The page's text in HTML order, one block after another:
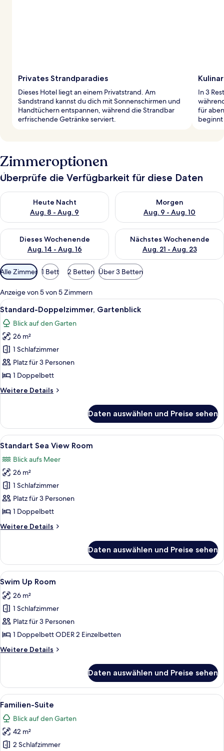
Privates Strandparadies
Dieses Hotel liegt an einem Privatstrand. Am
Sandstrand kannst du dich mit Sonnenschirmen und
Handtüchern entspannen, während die Strandbar
erfrischende Getränke serviert.
In 3
für
beginnt
Zimmeroptionen
Überprüfe die Verfügbarkeit für diese Daten
Heute Nacht
Aug. 8 - Aug. 9
Überprüfe die Verfügbarkeit für heute Nacht, Aug. 8 - Aug. 9.
Morgen
Aug. 9 - Aug. 10
Überprüfe die Verfügbarkeit
Dieses Wochenende
Aug. 14 - Aug. 16
Überprüfe die Verfügbarkeit für dieses Wochenende, Aug. 14
Nächstes Wochenende
Aug. 21 - Aug. 23
Überprüfe die Verfügbarkeit
Verfügbare
Filter
für
Zimmer
Alle Zimmer 1 Bett 2 Betten Über 3 Betten
Anzeige von 5 von 5 Zimmern
Alle
Fotos
für
Standard-
Doppelzimmer,
Gartenblick
anzeigen
Ein Hotelzimmer mit Bett,
10
Standard-Doppelzimmer, Gartenblick
Blick auf den Garten
26 m²
1 Schlafzimmer
Platz für 3 Personen
1 Doppelbett
Weitere Details
Weitere
Doppelzimmer,
Gartenblick
Daten auswählen und Preise sehen
Alle
Fotos
für
Standart
Sea
View
Room
Ein Hotelzimmer mit einem großen
10
Standart Sea View Room
Blick aufs Meer
26 m²
1 Schlafzimmer
Platz für 3 Personen
1 Doppelbett
Weitere Details
Weitere
Sea
View
Room
Daten auswählen und Preise sehen
Alle
Fotos
für
Swim
Up
Room
anzeigen
Ein Hotelzimmer mit Bett,
8
Swim Up Room
26 m²
1 Schlafzimmer
Platz für 3 Personen
1 Doppelbett ODER 2 Einzelbetten
Weitere Details
Weitere
Up
Room
Daten auswählen und Preise sehen
Alle
Fotos
für
Familien-
Suite
Ein Hotelzimmer mit einem Bett,
10
Familien-Suite
Blick auf den Garten
42 m²
2 Schlafzimmer